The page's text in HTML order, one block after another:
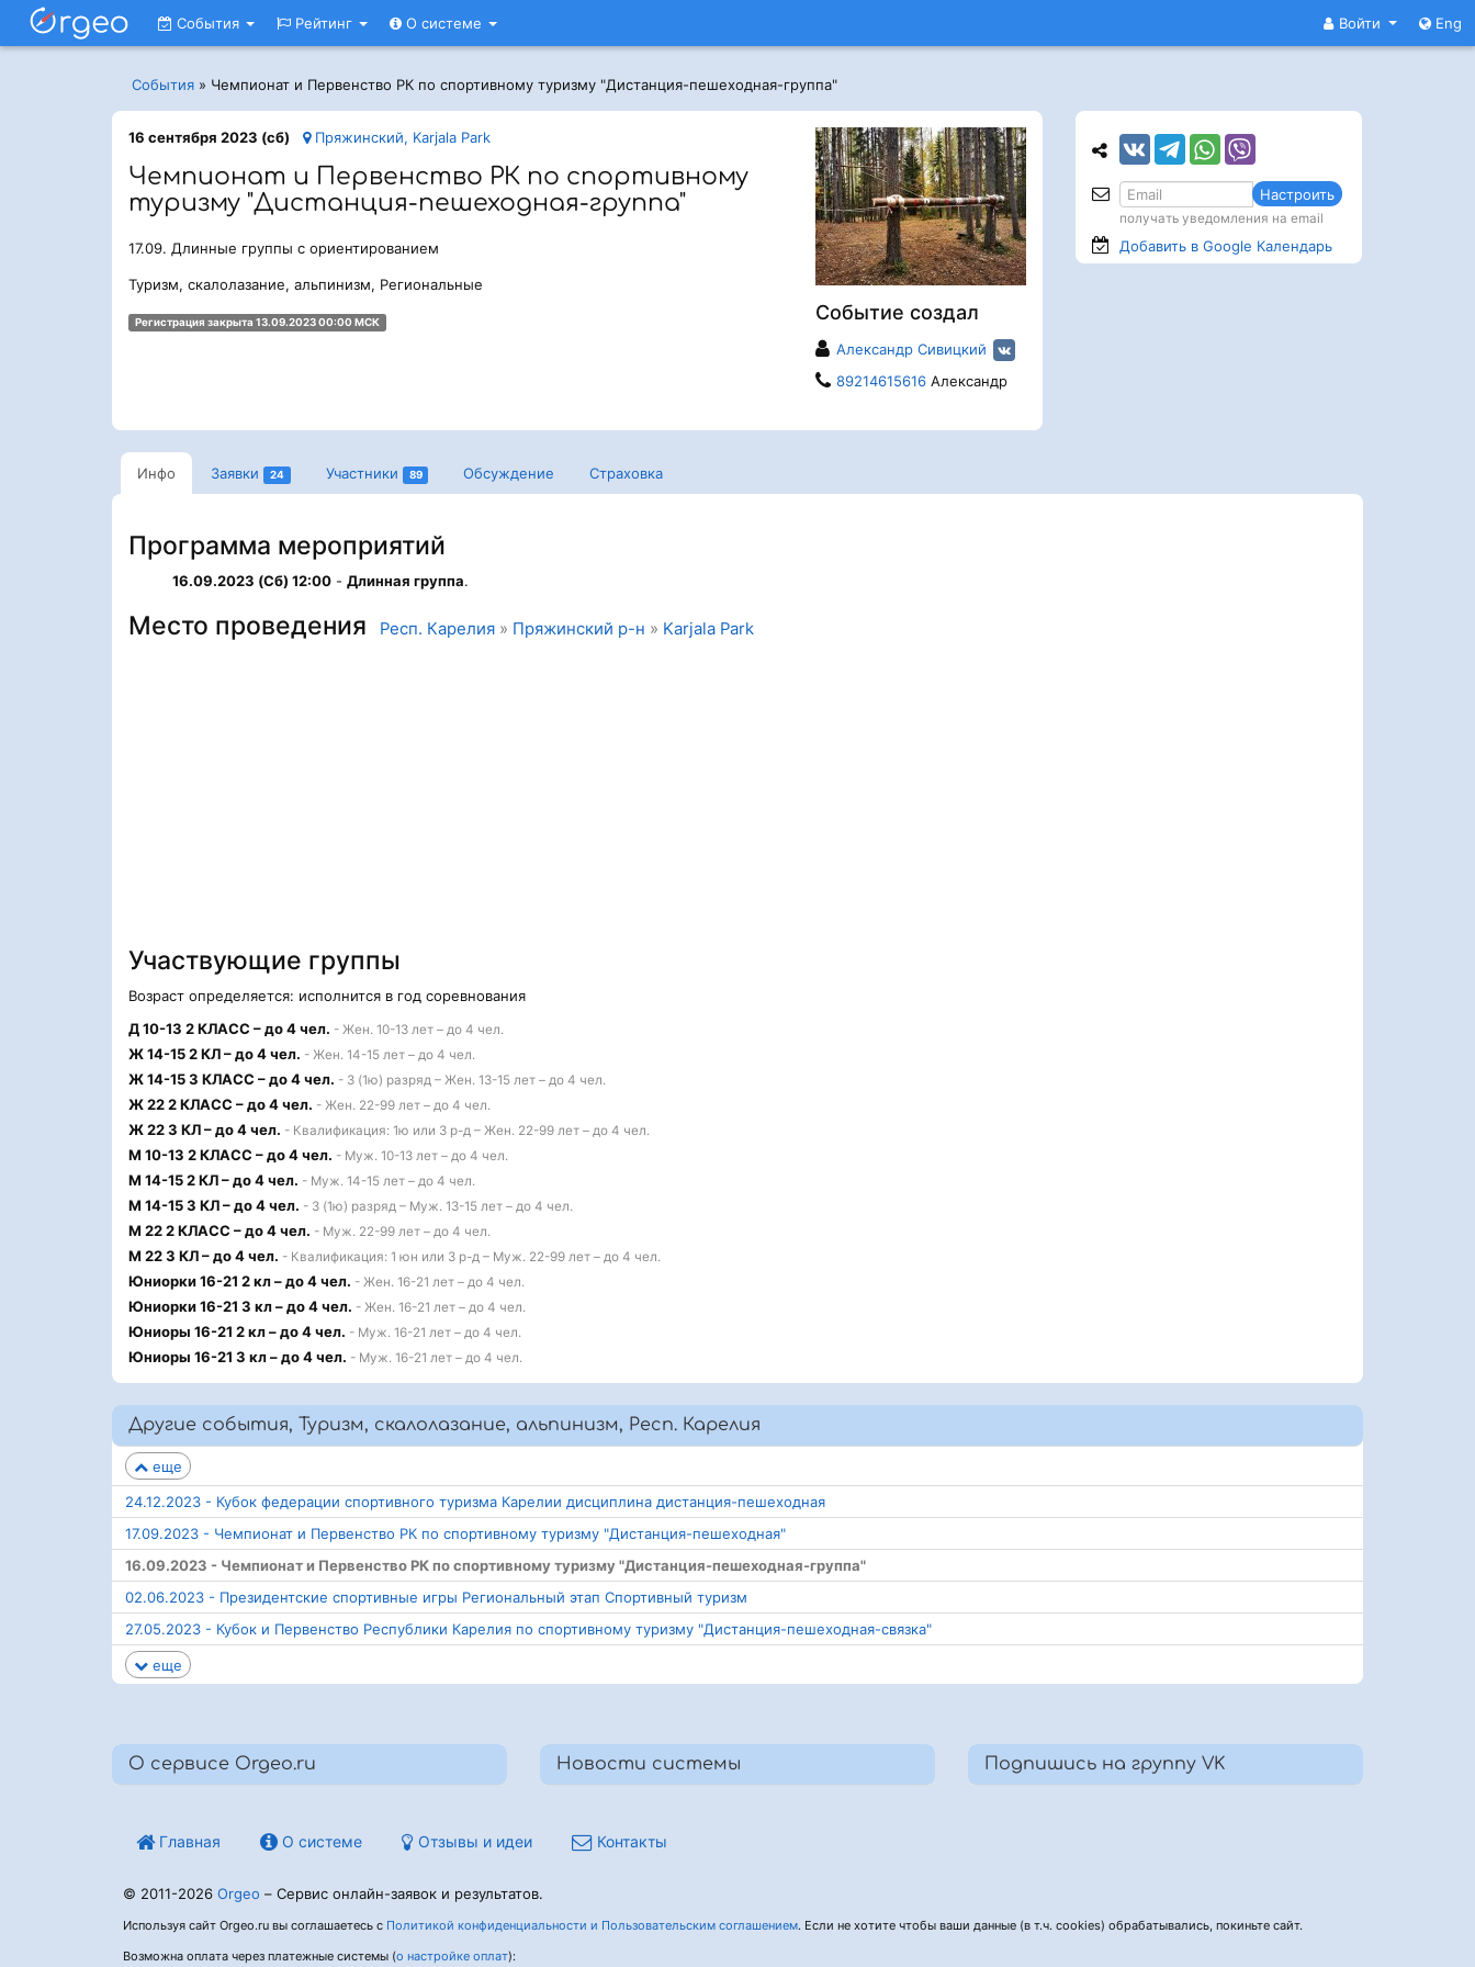
Войти Eng
События Рейтинг О системе
События » Чемпионат и Первенство РК по спортивному туризму "Дистанция-пешеходная-группа"
Событие создал
Александр Сивицкий
89214615616Александр
16 сентября 2023 (сб) Пряжинский, Karjala Park
Чемпионат и Первенство РК по спортивному
туризму "Дистанция-пешеходная-группа"
17.09. Длинные группы с ориентированием
Туризм, скалолазание, альпинизм, Региональные
Регистрация закрыта 13.09.2023 00:00 МСК
Инфо Заявки 24 Участники 89 Обсуждение Страховка
Программа мероприятий
16.09.2023 (Сб) 12:00 - Длинная группа.
Место проведения Респ. Карелия » Пряжинский р-н » Karjala Park
Участвующие группы
Возраст определяется: исполнится в год соревнования
Д 10-13 2 КЛАСС – до 4 чел. - Жен. 10-13 лет – до 4 чел.
Ж 14-15 2 КЛ – до 4 чел. - Жен. 14-15 лет – до 4 чел.
Ж 14-15 3 КЛАСС – до 4 чел. - 3 (1ю) разряд – Жен. 13-15 лет – до 4 чел.
Ж 22 2 КЛАСС – до 4 чел. - Жен. 22-99 лет – до 4 чел.
Ж 22 3 КЛ – до 4 чел. - Квалификация: 1ю или 3 р-д – Жен. 22-99 лет – до 4 чел.
М 10-13 2 КЛАСС – до 4 чел. - Муж. 10-13 лет – до 4 чел.
М 14-15 2 КЛ – до 4 чел. - Муж. 14-15 лет – до 4 чел.
М 14-15 3 КЛ – до 4 чел. - 3 (1ю) разряд – Муж. 13-15 лет – до 4 чел.
М 22 2 КЛАСС – до 4 чел. - Муж. 22-99 лет – до 4 чел.
М 22 3 КЛ – до 4 чел. - Квалификация: 1 юн или 3 р-д – Муж. 22-99 лет – до 4 чел.
Юниорки 16-21 2 кл – до 4 чел. - Жен. 16-21 лет – до 4 чел.
Юниорки 16-21 3 кл – до 4 чел. - Жен. 16-21 лет – до 4 чел.
Юниоры 16-21 2 кл – до 4 чел. - Муж. 16-21 лет – до 4 чел.
Юниоры 16-21 3 кл – до 4 чел. - Муж. 16-21 лет – до 4 чел.
Другие события, Туризм, скалолазание, альпинизм, Респ. Карелия
еще
24.12.2023 - Кубок федерации спортивного туризма Карелии дисциплина дистанция-пешеходная
17.09.2023 - Чемпионат и Первенство РК по спортивному туризму "Дистанция-пешеходная"
16.09.2023 - Чемпионат и Первенство РК по спортивному туризму "Дистанция-пешеходная-группа"
02.06.2023 - Президентские спортивные игры Региональный этап Спортивный туризм
27.05.2023 - Кубок и Первенство Республики Карелия по спортивному туризму "Дистанция-пешеходная-связка"
еще
Настроить
получать уведомления на email
Добавить в Google Календарь
О сервисе Orgeo.ru Новости системы Подпишись на группу VK
Главная О системе Отзывы и идеи Контакты
© 2011-2026 Orgeo – Сервис онлайн-заявок и результатов.
Используя сайт Orgeo.ru вы соглашаетесь с Политикой конфиденциальности и Пользовательским соглашением. Если не хотите чтобы ваши данные (в т.ч. cookies) обрабатывались, покиньте сайт.
Возможна оплата через платежные системы (о настройке оплат):